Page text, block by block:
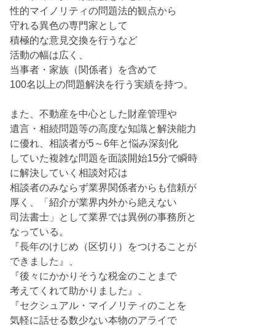
性的マイノリティの問題法的観点から
守れる異色の専門家として
積極的な意見交換を行うなど
活動の幅は広く、
当事者・家族（関係者）を含めて
100名以上の問題解決を行う実績を持つ。
また、不動産を中心とした財産管理や
遺言・相続問題等の高度な知識と解決能力
に優れ、相談者が5～6年と悩み深刻化
していた複雑な問題を面談開始15分で瞬時
に解決していく相談対応は
相談者のみならず業界関係者からも信頼が
厚く、「紹介が業界内外から絶えない
司法書士」として業界では異例の事務所と
なっている。
『長年のけじめ（区切り）をつけることが
できました』、
『後々にかかりそうな税金のことまで
考えてくれて助かりました』、
『セクシュアル・マイノリティのことを
気軽に話せる数少ない本物のアライで